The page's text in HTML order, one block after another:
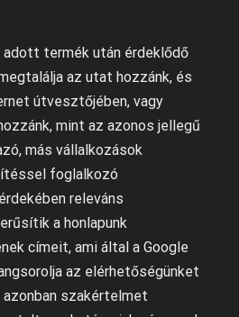
adott termék után érdeklődő
az utat hozzánk, és
útvesztőjében, vagy
mint az azonos jellegű
más vállalkozások
foglalkozó
releváns
a honlapunk
címeit, ami által a Google
az elérhetőségünket
szakértelmet